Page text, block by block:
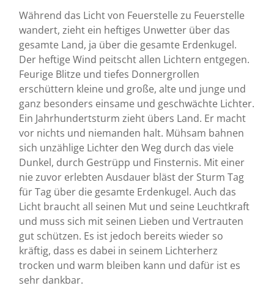
Während das Licht von Feuerstelle zu Feuerstelle
wandert, zieht ein heftiges Unwetter über das
gesamte Land, ja über die gesamte Erdenkugel.
Der heftige Wind peitscht allen Lichtern entgegen.
Feurige Blitze und tiefes Donnergrollen
erschüttern kleine und große, alte und junge und
ganz besonders einsame und geschwächte Lichter.
Ein Jahrhundertsturm zieht übers Land. Er macht
vor nichts und niemanden halt. Mühsam bahnen
sich unzählige Lichter den Weg durch das viele
Dunkel, durch Gestrüpp und Finsternis. Mit einer
nie zuvor erlebten Ausdauer bläst der Sturm Tag
für Tag über die gesamte Erdenkugel. Auch das
Licht braucht all seinen Mut und seine Leuchtkraft
und muss sich mit seinen Lieben und Vertrauten
gut schützen. Es ist jedoch bereits wieder so
kräftig, dass es dabei in seinem Lichterherz
trocken und warm bleiben kann und dafür ist es
sehr dankbar.